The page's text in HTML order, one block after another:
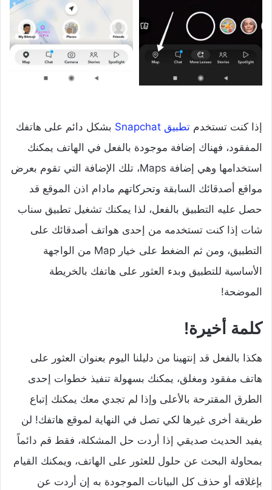
إذا كنت تستخدم تطبيق Snapchat
بشكل دائم على هاتفك
المفقود، فهناك إضافة موجودة بالفعل في الهاتف يمكنك
استخدامها وهي إضافة Maps، تلك الإضافة التي تقوم بعرض
مواقع أصدقائك السابقة وتحركاتهم مادام اذن الموقع قد
حصل عليه التطبيق بالفعل، لذا يمكنك تشغيل تطبيق سناب
شات إذا كنت تستخدمه من إحدى هواتف أصدقائك على
التطبيق، ومن ثم الضغط على خيار Map من الواجهة
الأساسية للتطبيق وبدء العثور على هاتفك بالخريطة
الموضحة!
كلمة أخيرة!
هكذا بالفعل قد إنتهينا من دليلنا اليوم بعنوان العثور على
هاتف مفقود ومغلق، يمكنك بسهولة تنفيذ خطوات إحدى
الطرق المقترحة بالأعلى وإذا لم تجدي معك يمكنك إتباع
طريقة أخرى غيرها لكي تصل في النهاية لموقع هاتفك! لن
يفيد الحديث صديقي إذا أردت حل المشكلة، فقط قم دائماً
بمحاولة البحث عن حلول للعثور على الهاتف، ويمكنك القيام
بإغلاقه أو حذف كل البيانات الموجودة به إن أردت عن